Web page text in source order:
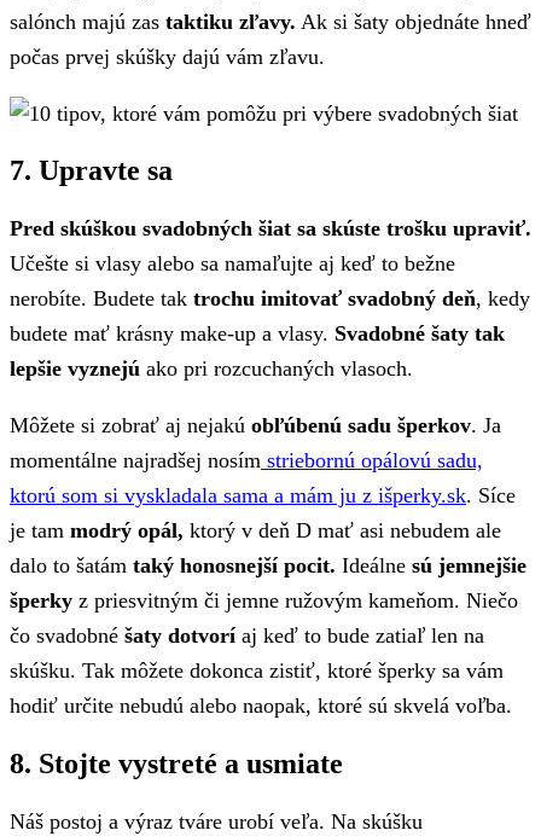
salónch majú zas taktiku zľavy. Ak si šaty objednáte hneď
počas prvej skúšky dajú vám zľavu.
7. Upravte sa
Pred skúškou svadobných šiat sa skúste trošku upraviť.
Učešte si vlasy alebo sa namaľujte aj keď to bežne
nerobíte. Budete tak trochu imitovať svadobný deň, kedy
budete mať krásny make-up a vlasy. Svadobné šaty tak
lepšie vyznejú ako pri rozcuchaných vlasoch.
Môžete si zobrať aj nejakú obľúbenú sadu šperkov. Ja
momentálne najradšej nosím striebornú opálovú sadu,
ktorú som si vyskladala sama a mám ju z išperky.sk. Síce
je tam modrý opál, ktorý v deň D mať asi nebudem ale
dalo to šatám taký honosnejší pocit. Ideálne sú jemnejšie
šperky z priesvitným či jemne ružovým kameňom. Niečo
čo svadobné šaty dotvoríaj keď to bude zatiaľ len na
skúšku. Tak môžete dokonca zistiť, ktoré šperky sa vám
hodiť určite nebudú alebo naopak, ktoré sú skvelá voľba.
8. Stojte vystreté a usmiate
Náš postoj a výraz tváre urobí veľa. Na skúšku